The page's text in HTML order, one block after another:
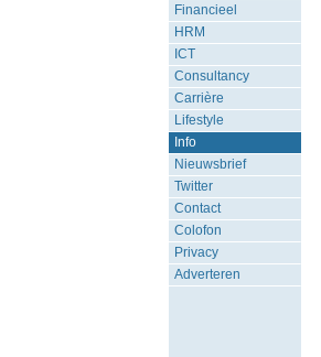
Financieel
HRM
ICT
Consultancy
Carrière
Lifestyle
Info
Nieuwsbrief
Twitter
Contact
Colofon
Privacy
Adverteren